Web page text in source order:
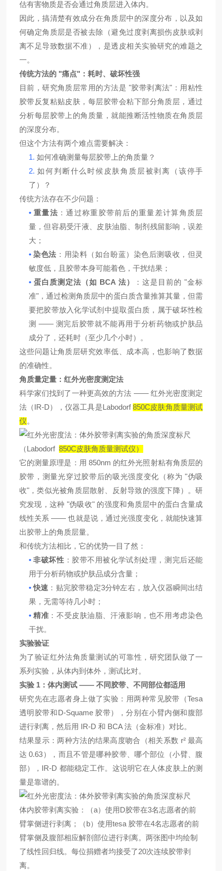
估有害物质是否会通过角质层进入体内。
因此，搞清楚有效成分在角质层中的深度分布 ，以及如
何确定角质层是否被去除（避免过度剥离损伤皮肤或剥
离不足导致数据不准），是透皮相关实验研究的难题之
一。
传统方法的"痛点" ：耗时、破坏性强
目前，研究角质层常用的方法是 "胶带剥离法" ：用粘性
胶带反复粘贴皮肤，每层胶带会粘下部分角质层，通过
分析每层胶带上的角质量，就能推断活性物质在角质层
的深度分布。
但这个方法有两个难点需要解决：
1. 如何准确测量每层胶带上的角质量？
2.如何判断什么时候 皮肤角质层被剥离（该停手
了）？
传统方法存在不少问题：
•重量法 ：通过称重胶带前后的重量差计算角质层
量，但容易受汗液、皮肤油脂、 制剂 残留影响，误差
大；
•染色法 ：用染料（如台盼蓝）染色后测吸收，但灵
敏度低，且胶带本身可能着色，干扰结果；
• 蛋白质测定法（如 BCA 法） ：这是目前的 "金标
准"，通过检测角质层中的蛋白质含量推算其量，但需
要把胶带放入化学试剂中提取蛋白质，属于破坏性检
测 —— 测完后胶带就不能再用于分析药物或护肤品
成分了，还耗时（至少几个小时）。
这些问题让角质层研究效率低、成本高，也影响了数据
的准确性。
角质量定量： 红外光密度测定法
科学家们找到 了一种更高效的方法 —— 红外光密度测定
法（IR-D）， 仪器工具是Labodorf850C皮肤角质量测试
仪。
（Labodorf 850C皮肤角质量测试仪）
它的测量原理是 ：用 850nm 的红外光照射粘有角质层的
胶带，测量光穿过胶带后的吸光强度变化（称为 "伪吸
收"，类似光被角质层散射、反射导致的强度下降）。研
究发现，这种 "伪吸收" 的强度和角质层中的蛋白含量成
线性关系——也就是说，通过光强度变化，就能快速算
出胶带上的角质层量。
和传统方法相 比，它的优势一目了然：
•非破坏性 ：胶带不用被化学试剂处理，测完后还能
用于分析药物或护肤品成分含量；
•快速 ：贴完胶带稳定3分钟左右，放入仪器瞬间出结
果，无需等待几小时；
•精准 ：不受皮肤油脂、汗液影响，也不用考虑染色
干扰。
实验验证
为了验证红外法角质量测试的可靠性，研究团队做了一
系列实验，从体内到体外，测试比对。
实验1： 体内测试 —— 不同胶带、不同部位都适用
研究先在志愿者身上做了实验：用两种常见胶带（Tesa
透明胶带和D-Squame 胶带），分别在小臂内侧和腹部
进行剥离，然后用 IR-D 和 BCA法（金标准）对比。
结果显示：两种方法的结果高度吻合（相关系数 r² 最高
达0.63），而且不管是哪种胶带、哪个部位（小臂、腹
部）， IR-D 都能稳定工作。这说明它在人体皮肤上的测
量是靠谱的。
体内胶带剥离实验：（a）使用D胶带在3名志愿者的前
臂掌侧进行剥离；（b）使用tesa 胶带在4名志愿者的前
臂掌侧及腹部相应解剖部位进行剥离。两张图中均绘制
了线性回归线。每位捐赠者均接受了20次连续胶带剥
离。